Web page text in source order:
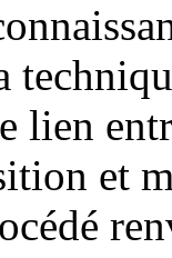
lien
et